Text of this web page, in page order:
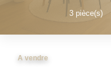
3pièce(s)
A vendre